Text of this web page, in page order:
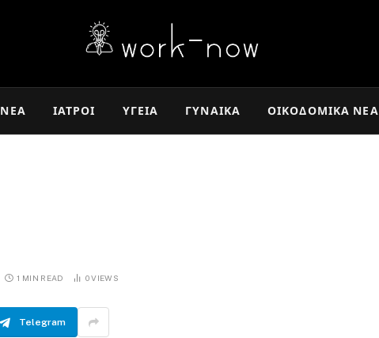
ΝΈΑ ΙΑΤΡΟΊ ΥΓΕΊΑ ΓΥΝΑΊΚΑ ΟΙΚΟΔΟΜΙΚΆ ΝΈΑ
1 MIN READ 0VIEWS
Telegram